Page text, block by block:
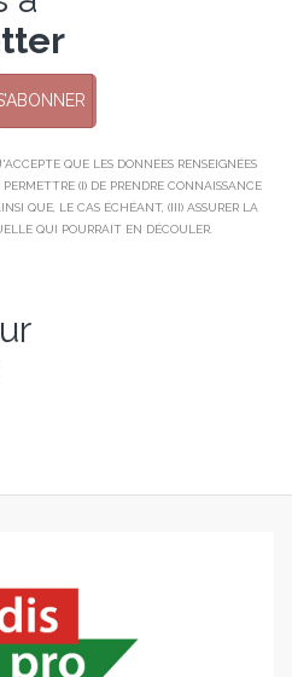
QUE LES DONNÉES RENSEIGNÉES
(I) DE PRENDRE CONNAISSANCE
QUE, LE CAS ÉCHÉANT, (III) ASSURER LA
QUI POURRAIT EN DÉCOULER.